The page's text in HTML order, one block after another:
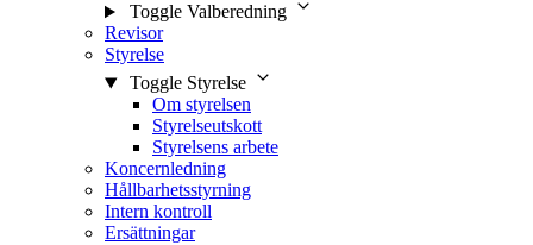
Toggle Valberedning
Revisor
Styrelse
Toggle Styrelse
Om styrelsen
Styrelseutskott
Styrelsens arbete
Koncernledning
Hållbarhetsstyrning
Intern kontroll
Ersättningar